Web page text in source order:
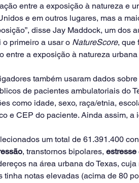
entre a exposição à natureza e
e em outros lugares, mas a
disse Jay Maddock, um dos
o primeiro a usar o NatureScore, que
entre a exposição à natureza
também usaram dados
de pacientes ambulatoriais do
como idade, sexo, raça/etnia,
e CEP do paciente. Ainda assim,
um total de 61.391.400
, transtornos bipolares, estresse
na área urbana do Texas,
tinha notas elevadas (acima de 80